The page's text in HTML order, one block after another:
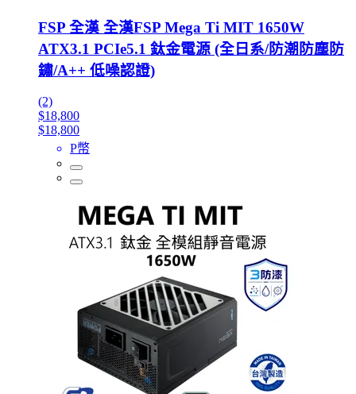
FSP 全漢 全漢FSP Mega Ti MIT 1650W
ATX3.1 PCIe5.1 鈦金電源 (全日系/防潮防塵防
鏽/A++ 低噪認證)
(2)
$18,800
$18,800
P幣